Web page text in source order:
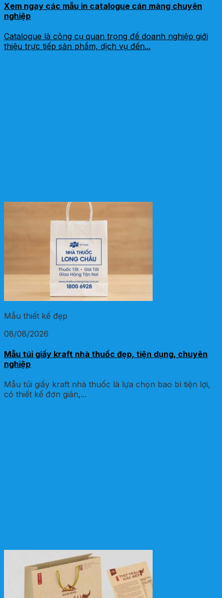
Xem ngay các mẫu in catalogue cán màng chuyên
nghiệp
Catalogue là công cụ quan trọng để doanh nghiệp giới
thiệu trực tiếp sản phẩm, dịch vụ đến...
Mẫu thiết kế đẹp
08/08/2026
Mẫu túi giấy kraft nhà thuốc đẹp, tiện dụng, chuyên
nghiệp
Mẫu túi giấy kraft nhà thuốc là lựa chọn bao bì tiện lợi,
có thiết kế đơn giản,...